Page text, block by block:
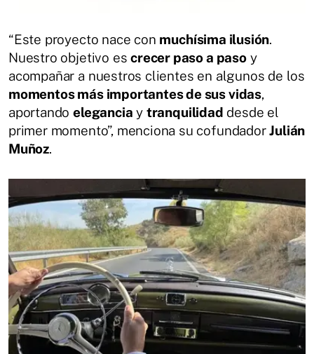
“Este proyecto nace con muchísima ilusión.
Nuestro objetivo escrecer paso a pasoy
acompañar a nuestros clientes en algunos de los
momentos más importantes de sus vidas,
aportandoelegancia y tranquilidad desde el
primer momento”, menciona su cofundadorJulián
Muñoz.